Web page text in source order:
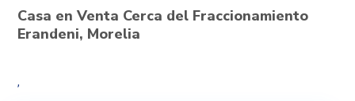
Casa en Venta Cerca del Fraccionamiento
Erandeni, Morelia
,